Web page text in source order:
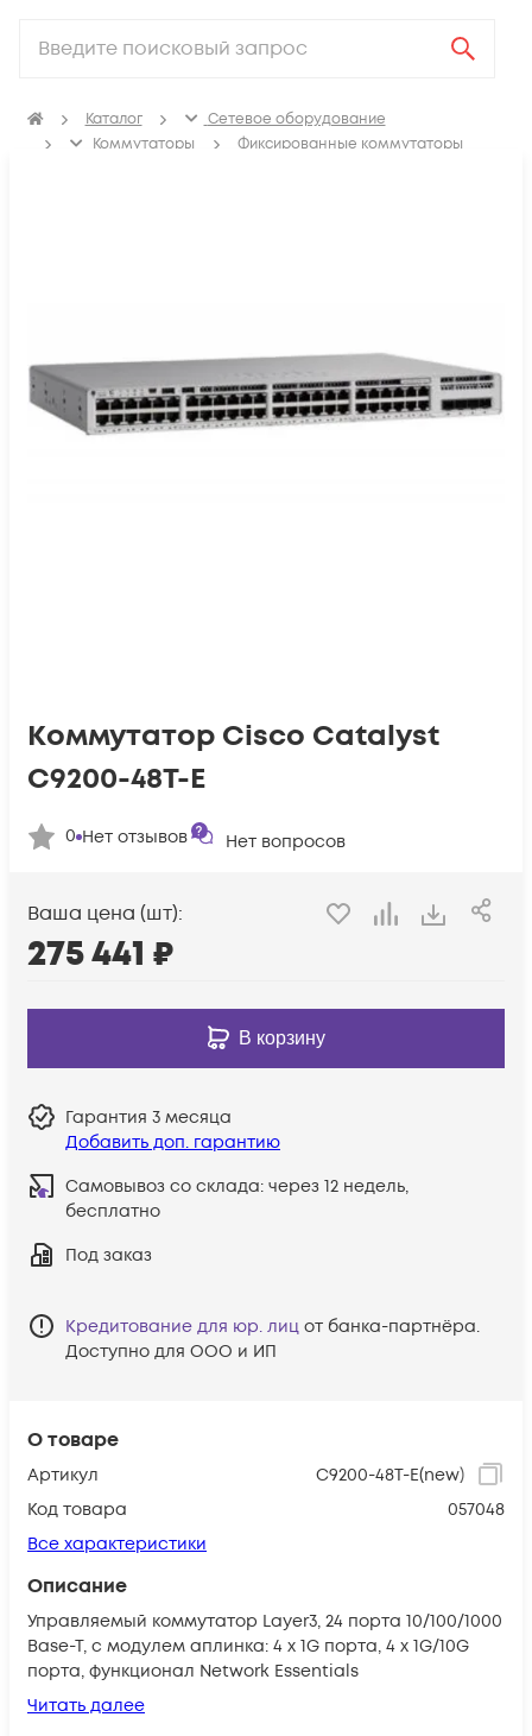
Каталог
Сетевое оборудование
Коммутаторы
Фиксированные коммутаторы
О товаре
Артикул
C9200-48T-E(new)
Код товара
057048
Все характеристики
Описание
Управляемый коммутатор Layer3, 24 порта 10/100/1000
Base-T, с модулем аплинка: 4 x 1G порта, 4 x 1G/10G
порта, функционал Network Essentials
Читать далее
Коммутатор Cisco Catalyst
C9200-48T-E
0 Нет отзывов Нет вопросов
Ваша цена (шт):
275 441 ₽
В корзину
Гарантия 3 месяца
Добавить доп. гарантию
Самовывоз со склада: через 12 недель,
бесплатно
Под заказ
Кредитование для юр. лиц от банка-партнёра.
Доступно для ООО и ИП